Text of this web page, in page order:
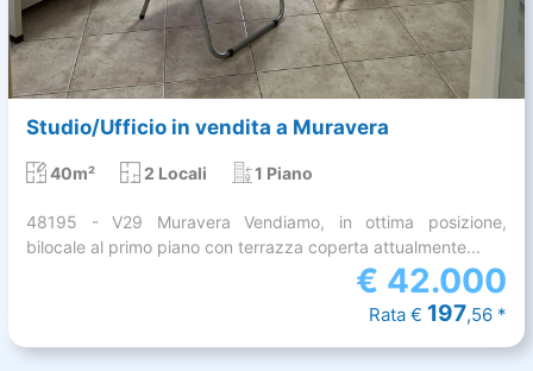
Studio/Ufficio in vendita a Muravera
40m² 2 Locali 1 Piano
48195 - V29 Muravera Vendiamo, in ottima posizione,
bilocale al primo piano con terrazza coperta attualmente...
€ 42.000
Rata € 197,56 *